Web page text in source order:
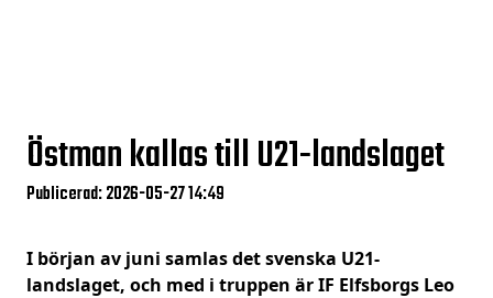
Östman kallas till U21-landslaget
Publicerad: 2026-05-27 14:49
I början av juni samlas det svenska U21-
landslaget, och med i truppen är IF Elfsborgs Leo